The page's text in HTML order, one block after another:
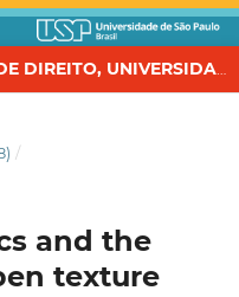
REVISTA DA FACULDADE DE DIREITO, UNIVERSIDADE DE SÃO PAULO
/
and the
texture